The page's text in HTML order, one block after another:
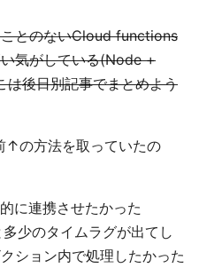
とのないCloud functions
気がしている(Node +
後日別記事でまとめよう
↑の方法を取っていたの
に連携させたかった
少のタイムラグが出てし
ション内で処理したかった